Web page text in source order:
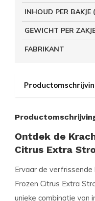
Ontdek de
Citrus Extra
Ervaar de verfrissende
Frozen Citrus Extra
unieke combinatie van
INHOUD PER BAKJE
GEWICHT PER
FABRIKANT